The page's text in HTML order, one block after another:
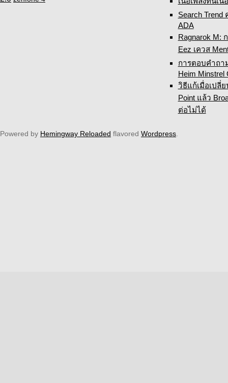
Search Trend
ADA
Ragnarok M:
Eez เควส
การตอบคำถา
Heim Minstrel
วิธีแก้เมื่อเปลี่
Point แล้ว
ต่อไม่ได้
Powered by Hemingway Reloaded flavored Wordpress